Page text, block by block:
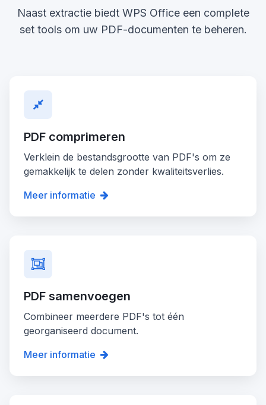
Naast extractie biedt WPS Office een complete
set tools om uw PDF-documenten te beheren.
PDF comprimeren
Verklein de bestandsgrootte van PDF's om ze
gemakkelijk te delen zonder kwaliteitsverlies.
Meer informatie
PDF samenvoegen
Combineer meerdere PDF's tot één
georganiseerd document.
Meer informatie